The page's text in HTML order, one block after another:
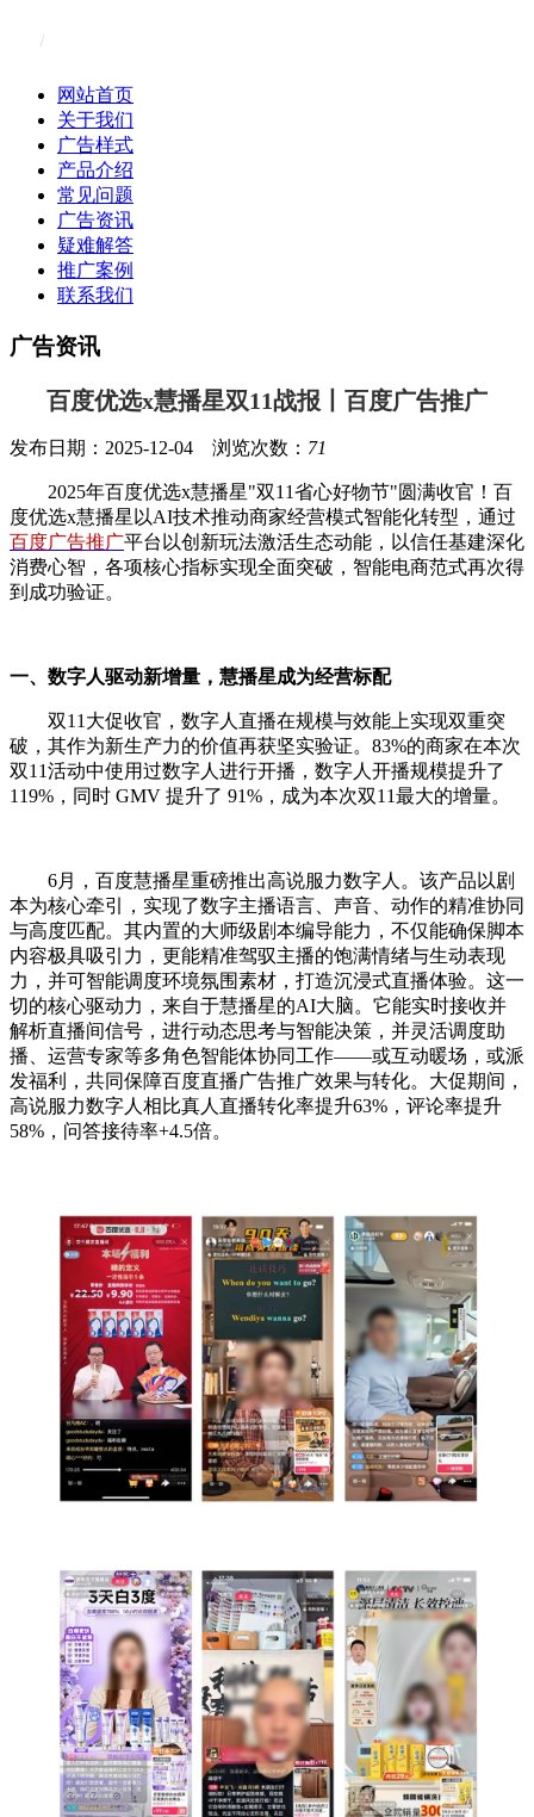
网站首页
关于我们
广告样式
产品介绍
常见问题
广告资讯
疑难解答
推广案例
联系我们
广告资讯
百度优选x慧播星双11战报丨百度广告推广
发布日期：2025-12-04 浏览次数： 71
2025年百度优选x慧播星"双11省心好物节"圆满收官！百
度优选x慧播星以AI技术推动商家经营模式智能化转型，通过
百度广告推广平台以创新玩法激活生态动能，以信任基建深化
消费心智，各项核心指标实现全面突破，智能电商范式再次得
到成功验证。
一、数字人驱动新增量，慧播星成为经营标配
双11大促收官，数字人直播在规模与效能上实现双重突
破，其作为新生产力的价值再获坚实验证。83%的商家在本次
双11活动中使用过数字人进行开播，数字人开播规模提升了
119%，同时 GMV 提升了 91%，成为本次双11最大的增量。
6月，百度慧播星重磅推出高说服力数字人。该产品以剧
本为核心牵引，实现了数字主播语言、声音、动作的精准协同
与高度匹配。其内置的大师级剧本编导能力，不仅能确保脚本
内容极具吸引力，更能精准驾驭主播的饱满情绪与生动表现
力，并可智能调度环境氛围素材，打造沉浸式直播体验。这一
切的核心驱动力，来自于慧播星的AI大脑。它能实时接收并
解析直播间信号，进行动态思考与智能决策，并灵活调度助
播、运营专家等多角色智能体协同工作——或互动暖场，或派
发福利，共同保障百度直播广告推广效果与转化。大促期间，
高说服力数字人相比真人直播转化率提升63%，评论率提升
58%，问答接待率+4.5倍。